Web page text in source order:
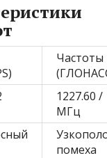
Частоты
1227.60 /
МГц
помеха